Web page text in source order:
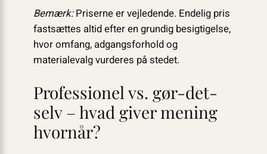
Bemærk:Priserne er vejledende. Endelig pris
fastsættes altid efter en grundig besigtigelse,
hvor omfang, adgangsforhold og
materialevalg vurderes på stedet.
Professionel vs. gør-det-
selv – hvad giver mening
hvornår?